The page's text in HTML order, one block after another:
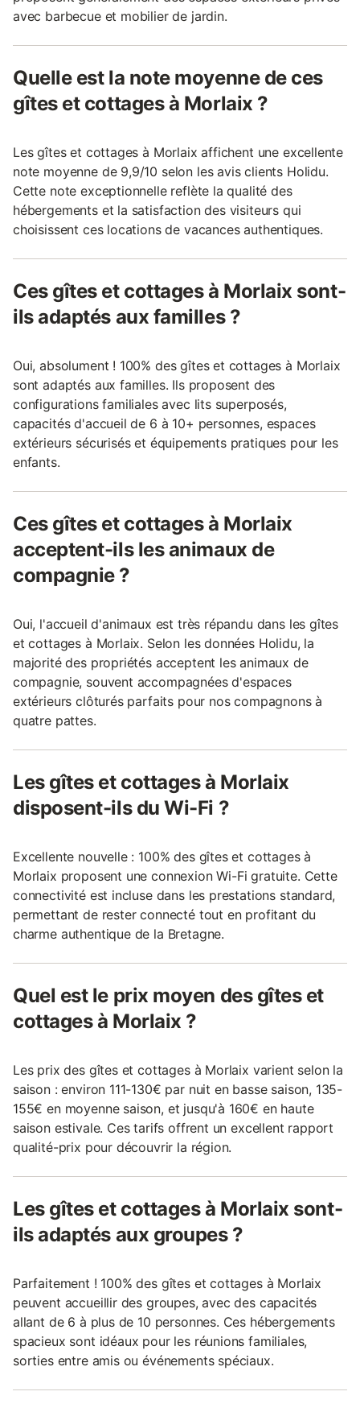
avec barbecue et mobilier de jardin.
Quelle est la note moyenne de ces
gîtes et cottages à Morlaix ?
Les gîtes et cottages à Morlaix affichent une excellente
note moyenne de 9,9/10 selon les avis clients Holidu.
Cette note exceptionnelle reflète la qualité des
hébergements et la satisfaction des visiteurs qui
choisissent ces locations de vacances authentiques.
Ces gîtes et cottages à Morlaix sont-
ils adaptés aux familles ?
Oui, absolument ! 100% des gîtes et cottages à Morlaix
sont adaptés aux familles. Ils proposent des
configurations familiales avec lits superposés,
capacités d'accueil de 6 à 10+ personnes, espaces
extérieurs sécurisés et équipements pratiques pour les
enfants.
Ces gîtes et cottages à Morlaix
acceptent-ils les animaux de
compagnie ?
Oui, l'accueil d'animaux est très répandu dans les gîtes
et cottages à Morlaix. Selon les données Holidu, la
majorité des propriétés acceptent les animaux de
compagnie, souvent accompagnées d'espaces
extérieurs clôturés parfaits pour nos compagnons à
quatre pattes.
Les gîtes et cottages à Morlaix
disposent-ils du Wi-Fi ?
Excellente nouvelle : 100% des gîtes et cottages à
Morlaix proposent une connexion Wi-Fi gratuite. Cette
connectivité est incluse dans les prestations standard,
permettant de rester connecté tout en profitant du
charme authentique de la Bretagne.
Quel est le prix moyen des gîtes et
cottages à Morlaix ?
Les prix des gîtes et cottages à Morlaix varient selon la
saison : environ 111-130€ par nuit en basse saison, 135-
155€ en moyenne saison, et jusqu'à 160€ en haute
saison estivale. Ces tarifs offrent un excellent rapport
qualité-prix pour découvrir la région.
Les gîtes et cottages à Morlaix sont-
ils adaptés aux groupes ?
Parfaitement ! 100% des gîtes et cottages à Morlaix
peuvent accueillir des groupes, avec des capacités
allant de 6 à plus de 10 personnes. Ces hébergements
spacieux sont idéaux pour les réunions familiales,
sorties entre amis ou événements spéciaux.